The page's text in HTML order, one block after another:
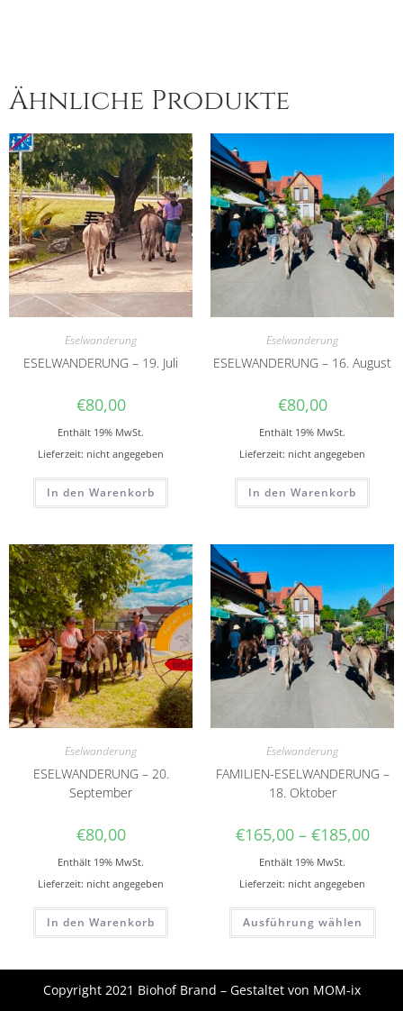
Ähnliche Produkte
Eselwanderung
ESELWANDERUNG – 19. Juli
€80,00
Enthält 19% MwSt.
Lieferzeit: nicht angegeben
In den Warenkorb
Eselwanderung
ESELWANDERUNG – 16. August
€80,00
Enthält 19% MwSt.
Lieferzeit: nicht angegeben
In den Warenkorb
Eselwanderung
ESELWANDERUNG – 20.
September
€80,00
Enthält 19% MwSt.
Lieferzeit: nicht angegeben
In den Warenkorb
Eselwanderung
FAMILIEN-ESELWANDERUNG –
18. Oktober
€165,00 – €185,00
Enthält 19% MwSt.
Lieferzeit: nicht angegeben
Ausführung wählen
Copyright 2021 Biohof Brand – Gestaltet von MOM-ix